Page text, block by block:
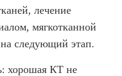
лечение
мягкотканной
следующий этап.
хорошая КТ не